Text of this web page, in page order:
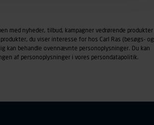
om enhedstype (computer,
om behandling af
med nyheder, tilbud, kampagner vedrørende produkter
du viser interesse for hos Carl Ras (besøgs- og
kan behandle ovennævnte personoplysninger. Du kan
af personoplysninger i vores persondatapolitik.